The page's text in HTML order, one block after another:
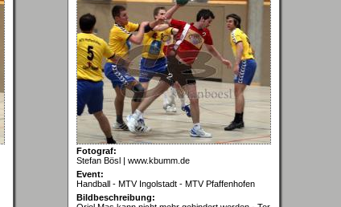
Fotograf:
Stefan Bösl | www.kbumm.de
Event:
Handball - MTV Ingolstadt - MTV Pfaffenhofen
Bildbeschreibung: